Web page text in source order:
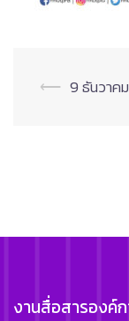
Post
⟵ 9 ธันวาค
งานสื่อสารองค์